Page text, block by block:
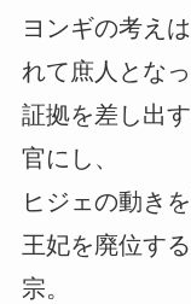
ヨンギの考え
れて庶人となっ
証拠を差し出
官にし、
ヒジェの動き
王妃を廃位す
宗。